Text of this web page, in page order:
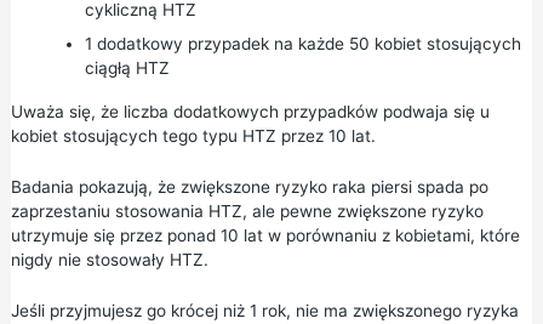
cykliczną HTZ
1 dodatkowy przypadek na każde 50 kobiet stosujących
ciągłą HTZ
Uważa się, że liczba dodatkowych przypadków podwaja się u
kobiet stosujących tego typu HTZ przez 10 lat.
Badania pokazują, że zwiększone ryzyko raka piersi spada po
zaprzestaniu stosowania HTZ, ale pewne zwiększone ryzyko
utrzymuje się przez ponad 10 lat w porównaniu z kobietami, które
nigdy nie stosowały HTZ.
Jeśli przyjmujesz go krócej niż 1 rok, nie ma zwiększonego ryzyka